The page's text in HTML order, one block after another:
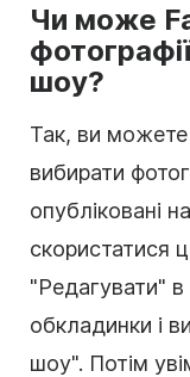
Чи може
шоу?
Так, ви
вибирати
опубліковані
скористатися
"Редагувати"
обкладинки і
шоу". Потім